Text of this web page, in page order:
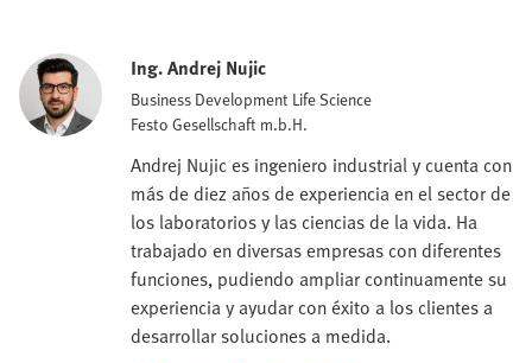
Ing. Andrej Nujic
Business Development Life Science
Festo Gesellschaft m.b.H.
Andrej Nujic es ingeniero industrial y cuenta con
más de diez años de experiencia en el sector de
los laboratorios y las ciencias de la vida. Ha
trabajado en diversas empresas con diferentes
funciones, pudiendo ampliar continuamente su
experiencia y ayudar con éxito a los clientes a
desarrollar soluciones a medida.